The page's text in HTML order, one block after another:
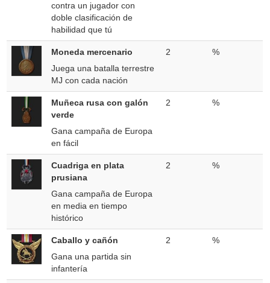
contra un jugador con
doble clasificación de
habilidad que tú
Moneda mercenario
Juega una batalla terrestre
MJ con cada nación
2 %
Muñeca rusa con galón
verde
Gana campaña de Europa
en fácil
2 %
Cuadriga en plata
prusiana
Gana campaña de Europa
en media en tiempo
histórico
2 %
Caballo y cañón
Gana una partida sin
infantería
2 %